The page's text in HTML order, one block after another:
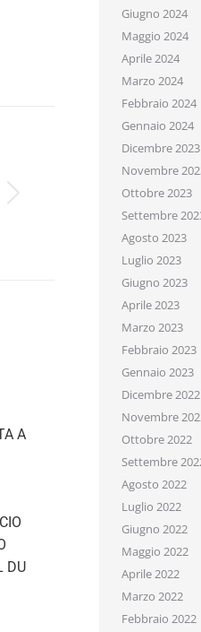
A
Giugno 2024
Maggio 2024
Aprile 2024
Marzo 2024
Febbraio 2024
Gennaio 2024
Dicembre 2023
Novembre 2023
Ottobre 2023
Settembre 2023
Agosto 2023
Luglio 2023
Giugno 2023
Aprile 2023
Marzo 2023
Febbraio 2023
Gennaio 2023
Dicembre 2022
Novembre 2022
Ottobre 2022
Settembre 2022
Agosto 2022
Luglio 2022
Giugno 2022
Maggio 2022
Aprile 2022
Marzo 2022
Febbraio 2022
prepara per te.